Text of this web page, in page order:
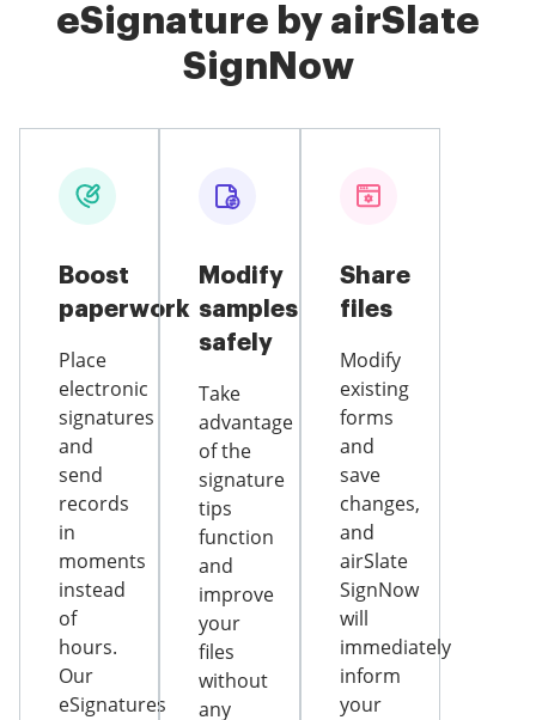
eSignature by airSlate
SignNow
Boost
paperwork
Place
electronic
signatures
and
send
records
in
moments
instead
of
hours.
Our
eSignatures
Modify
samples
safely
Take
advantage
of the
signature
tips
function
and
improve
your
files
without
any
Share
files
Modify
existing
forms
and
save
changes,
and
airSlate
SignNow
will
immediately
inform
your